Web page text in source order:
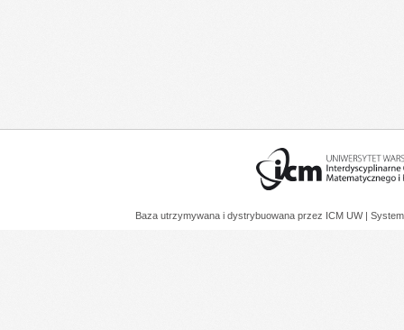
Baza utrzymywana i dystrybuowana przez ICM UW |